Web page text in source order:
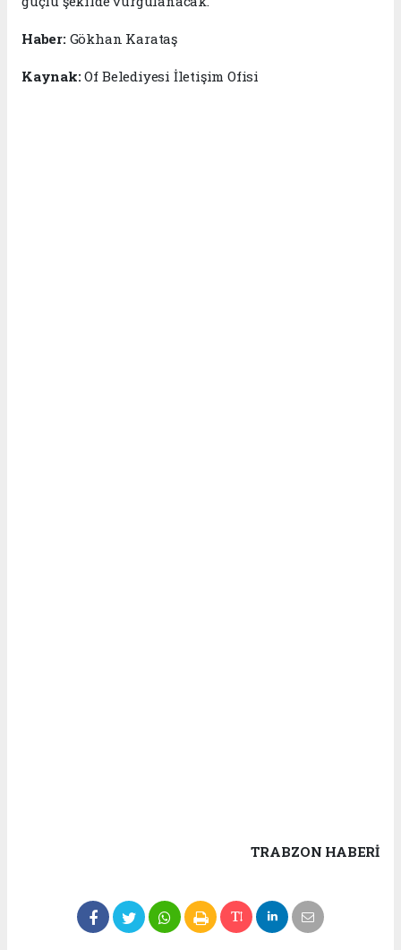
Haber: Gökhan Karataş
Kaynak:Of Belediyesi İletişim Ofisi
TRABZON HABERİ